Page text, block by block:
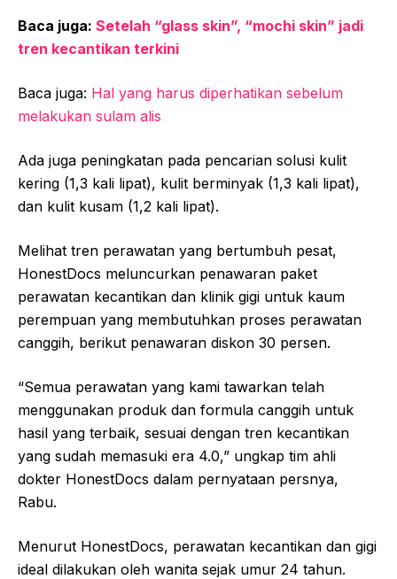
Baca juga: Setelah “glass skin”, “mochi skin” jadi
tren kecantikan terkini
Baca juga: Hal yang harus diperhatikan sebelum
melakukan sulam alis
Ada juga peningkatan pada pencarian solusi kulit
kering (1,3 kali lipat), kulit berminyak (1,3 kali lipat),
dan kulit kusam (1,2 kali lipat).
Melihat tren perawatan yang bertumbuh pesat,
HonestDocs meluncurkan penawaran paket
perawatan kecantikan dan klinik gigi untuk kaum
perempuan yang membutuhkan proses perawatan
canggih, berikut penawaran diskon 30 persen.
“Semua perawatan yang kami tawarkan telah
menggunakan produk dan formula canggih untuk
hasil yang terbaik, sesuai dengan tren kecantikan
yang sudah memasuki era 4.0,” ungkap tim ahli
dokter HonestDocs dalam pernyataan persnya,
Rabu.
Menurut HonestDocs, perawatan kecantikan dan gigi
ideal dilakukan oleh wanita sejak umur 24 tahun.